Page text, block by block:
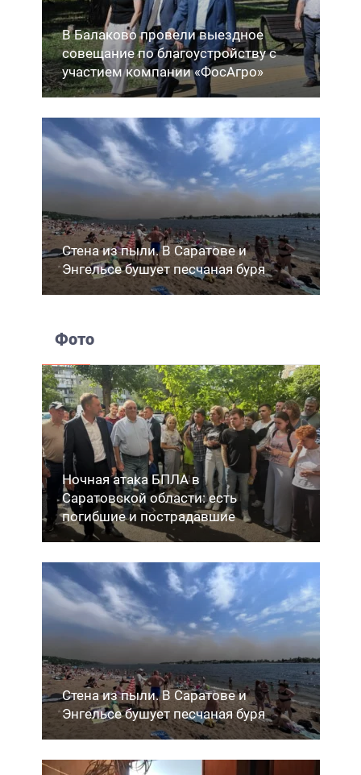
В Балаково провели выездное
совещание по благоустройству с
участием компании «ФосАгро»
Стена из пыли. В Саратове и
Энгельсе бушует песчаная буря
Фото
Ночная атака БПЛА в
Саратовской области: есть
погибшие и пострадавшие
Стена из пыли. В Саратове и
Энгельсе бушует песчаная буря